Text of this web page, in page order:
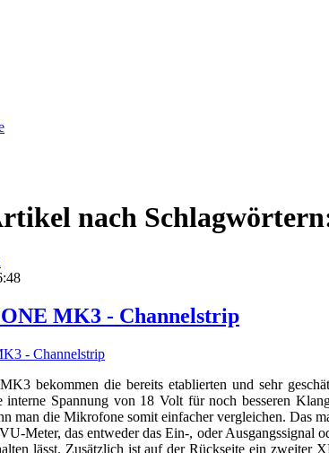
nach
MK3 - Channelstrip
bekommen die bereits etablierten und sehr
interne Spannung von 18 Volt für noch besseren
man die Mikrofone somit einfacher vergleichen. Das
Meter, das entweder das Ein-, oder
lässt. Zusätzlich ist auf der Rückseite ein